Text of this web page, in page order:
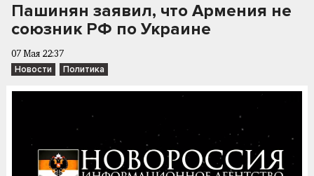
Пашинян заявил, что Армения не
союзник РФ по Украине
07 Мая 22:37
Новости Политика